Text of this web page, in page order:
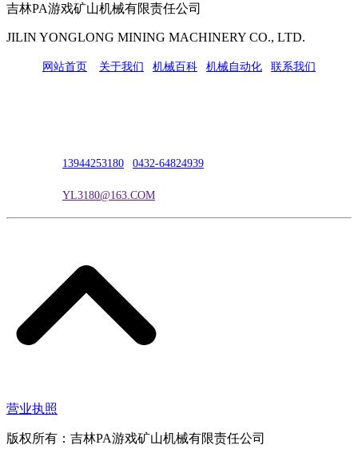
吉林PA游戏矿山机械有限责任公司
JILIN YONGLONG MINING MACHINERY CO., LTD.
网站首页 关于我们 机械百科 机械自动化 联系我们
13944253180 0432-64824939
YL3180@163.COM
营业执照
版权所有：吉林PA游戏矿山机械有限责任公司